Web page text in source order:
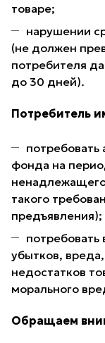
товаре;
нарушении
(не должен
потребителя
до 30 дней).
Потребитель
потребовать
фонда на
такого
предъявления);
убытков,
недостатков
морального
Обращаем